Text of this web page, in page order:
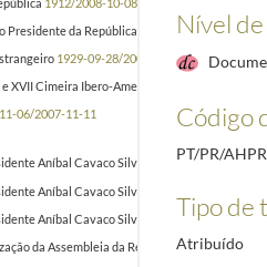
Presidente da República
1928-05-28/2008-10-08
1929-09-28/2008-10-08
XVII Cimeira Ibero-Americana. 6 a 11 de
06/2007-11-11
Aníbal Cavaco Silva na Comissão
Aníbal Cavaco Silva por ocasião do jantar
Aníbal Cavaco Silva por ocasião da XVII
da Assembleia da República2007-05/2007-
Nível
Código
PT/PR/
Tipo de
Atribuído